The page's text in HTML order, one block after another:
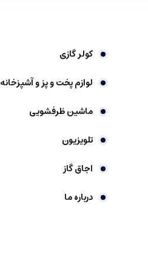
کولر گازی
لوازم پخت و پز و آشپزخانه
ماشین ظرفشویی
تلویزیون
اجاق گاز
درباره ما